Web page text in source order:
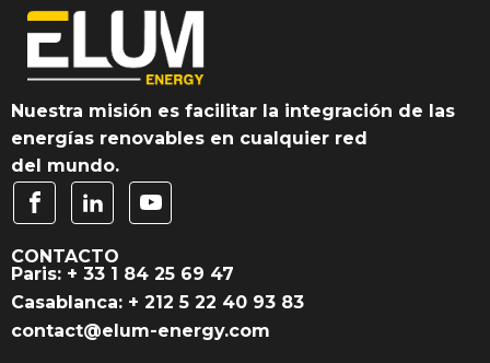
Nuestra misión es facilitar la integración de las
energías renovables en cualquier red
del mundo.
CONTACTO
Paris: + 33 1 84 25 69 47
Casablanca: + 212 5 22 40 93 83
contact@elum-energy.com